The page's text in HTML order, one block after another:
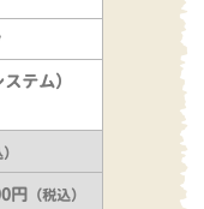
テム）
円 （税込）